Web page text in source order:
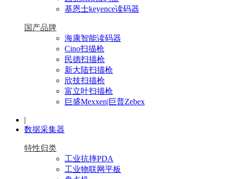
基恩士keyence读码器
国产品牌
海康智能读码器
Cino扫描枪
民德扫描枪
新大陆扫描枪
欣技扫描枪
富立叶扫描枪
巨盛Mexxen|巨普Zebex
|
数据采集器
特性归类
工业抗摔PDA
工业物联网平板